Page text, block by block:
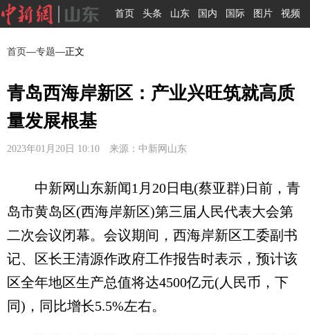
首页 头条 山东 国内 国际 图片 视频
首页—专题—正文
青岛西海岸新区：产业兴旺筑就高质
量发展根基
2023年01月20日 10:10 来源：中新网山东
中新网山东新闻1月20日电(蔡亚群)日前，青
岛市黄岛区(西海岸新区)第三届人民代表大会第
二次会议闭幕。会议期间，西海岸新区工委副书
记、区长王清源作政府工作报告时表示，预计该
区全年地区生产总值将达4500亿元(人民币，下
同)，同比增长5.5%左右。